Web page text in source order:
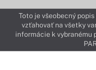
Toto je všeobecný
vzťahovať na všetky
informácie k vybranému